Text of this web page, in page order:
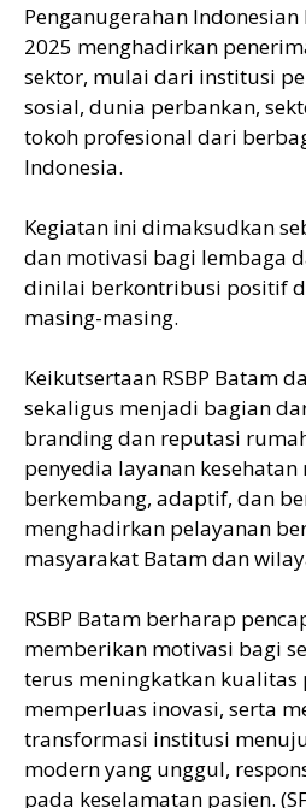
Penganugerahan Indonesian
2025 menghadirkan
sektor, mulai dari institusi
sosial, dunia perbankan,
tokoh profesional dari
Indonesia.
Kegiatan ini dimaksudkan
dan motivasi bagi lembaga
dinilai berkontribusi positif
masing-masing.
Keikutsertaan RSBP Batam
sekaligus menjadi bagian
branding dan reputasi
penyedia layanan
berkembang, adaptif, dan
menghadirkan pelayanan
masyarakat Batam dan
RSBP Batam berharap
memberikan motivasi bagi
terus meningkatkan kualitas
memperluas inovasi, serta
transformasi institusi
modern yang unggul,
pada keselamatan pasien.